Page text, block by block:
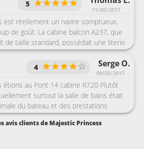
11/05/2017
5
est réellement un navire somptueux,
de goût. La cabine balcon A237, que
de taille standard, possédait une literie
ouverte avec un grand nombre
aucun souci à y ranger vos valises.
est légèrement plus petite que la
est excellente tant dans les
buffet où l'on trouve une quantité
venant des quatre coins du monde,
options incluses (pizzeria,
hamburgers, glaces, spécialités
Serge O.
09/05/2017
4
étions au Pont 14 cabine R720 Plutôt
surtout la salle de bains était
du bateau et des prestations
principalement la restauration !
souhaité a été remplacé par
avis clients de Majestic Princess